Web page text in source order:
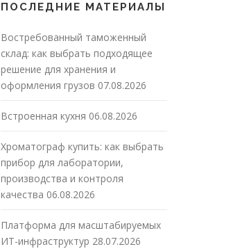
ПОСЛЕДНИЕ МАТЕРИАЛЫ
Востребованный таможенный
склад: как выбрать подходящее
решение для хранения и
оформления грузов 07.08.2026
Встроенная кухня 06.08.2026
Хроматограф купить: как выбрать
прибор для лаборатории,
производства и контроля
качества 06.08.2026
Платформа для масштабируемых
ИТ-инфраструктур 28.07.2026